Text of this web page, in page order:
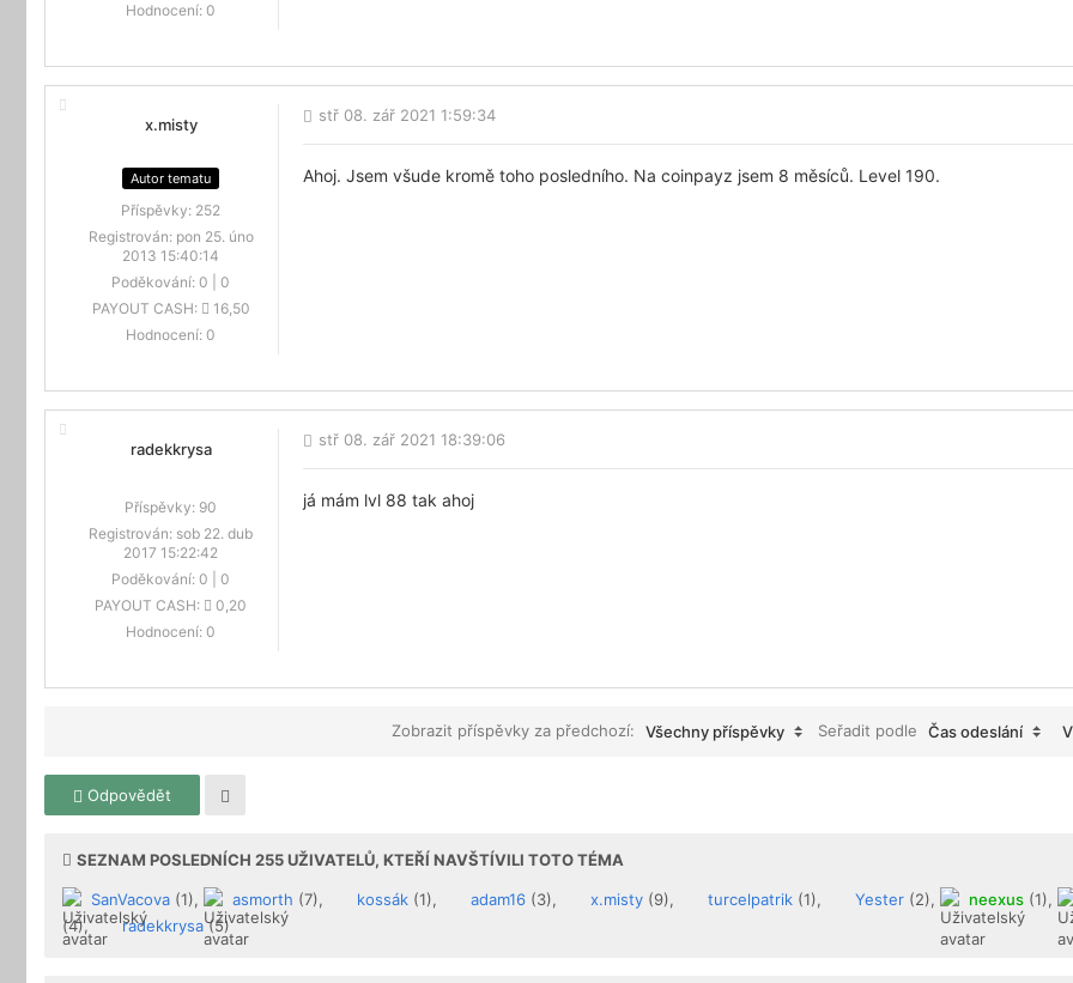
Hodnocení: 0
x.misty
Autor tematu
Příspěvky: 252
Registrován: pon 25. úno
2013 15:40:14
Poděkování: 0
0
PAYOUT CASH:
16,50
Hodnocení: 0
stř 08. zář 2021 1:59:34
Ahoj. Jsem všude kromě toho posledního. Na coinpayz jsem 8 měsíců. Level 190.
radekkrysa
Příspěvky: 90
Registrován: sob 22. dub
2017 15:22:42
Poděkování: 0
0
PAYOUT CASH:
0,20
Hodnocení: 0
stř 08. zář 2021 18:39:06
já mám lvl 88 tak ahoj
Zobrazit příspěvky za předchozí: Všechny příspěvky Seřadit podle Čas odeslání
Odpovědět
SEZNAM POSLEDNÍCH 255UŽIVATELŮ, KTEŘÍ NAVŠTÍVILI TOTO TÉMA
SanVacova (1), asmorth (7), kossák (1), adam16 (3), x.misty (9), turcelpatrik (1), Yester (2), neexus (1),
(4),
radekkrysa(5)